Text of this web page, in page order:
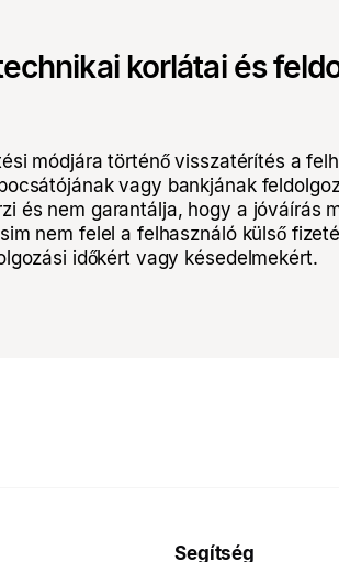
korlátai és
módjára történő visszatérítés a
vagy bankjának
és nem garantálja, hogy a jóváírás
nem felel a felhasználó külső
időkért vagy késedelmekért.
Segítség